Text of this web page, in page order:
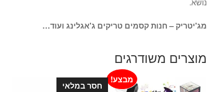
נושא.
מג'יטריק – חנות קסמים טריקים ג'אגלינג ועוד…
מוצרים משודרגים
מבצע!
חסר במלאי